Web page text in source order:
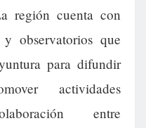
región cuenta con
observatorios que
para difundir
actividades
entre